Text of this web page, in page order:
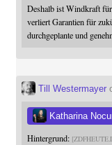
Deshalb ist Windkraft
verliert Garantien für
durchgeplante und
Till Westermayer
Katharina
Hintergrund: